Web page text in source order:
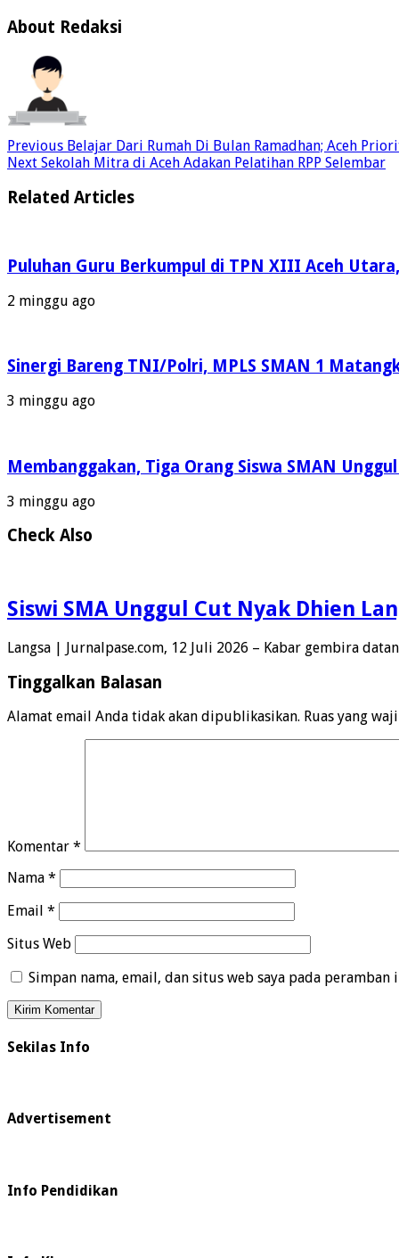
About Redaksi
Previous Belajar Dari Rumah Di Bulan Ramadhan; Aceh
Next Sekolah Mitra di Aceh Adakan Pelatihan RPP Selembar
Related Articles
Puluhan Guru Berkumpul di TPN XIII Aceh
2 minggu ago
Sinergi Bareng TNI/Polri, MPLS SMAN 1
3 minggu ago
Membanggakan, Tiga Orang Siswa SMAN
3 minggu ago
Check Also
Siswi SMA Unggul Cut Nyak Dhien
Langsa | Jurnalpase.com, 12 Juli 2026 – Kabar gembira
Tinggalkan Balasan
Alamat email Anda tidak akan dipublikasikan. Ruas yang
Komentar *
Nama *
Email *
Situs Web
Simpan nama, email, dan situs web saya pada
Sekilas Info
Advertisement
Info Pendidikan